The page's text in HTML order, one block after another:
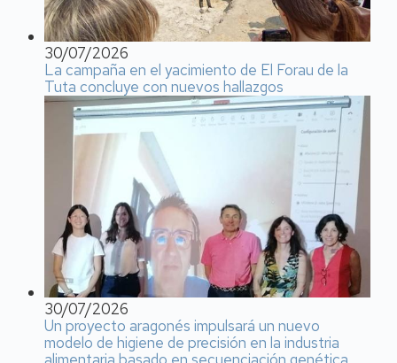
30/07/2026
La campaña en el yacimiento de El Forau de la
Tuta concluye con nuevos hallazgos
30/07/2026
Un proyecto aragonés impulsará un nuevo
modelo de higiene de precisión en la industria